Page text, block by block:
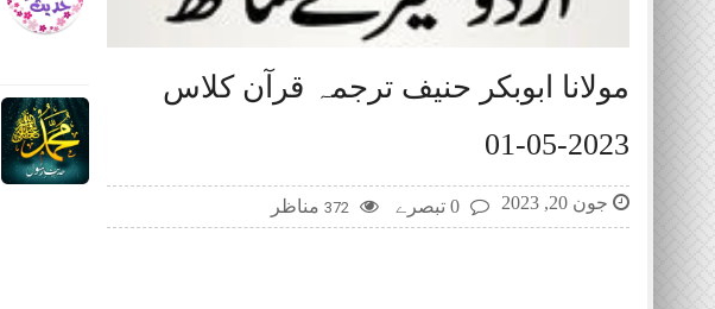
مولانا ابوبکر حنیف ترجمہ قرآن کلاس
2023-05-01
جون 20, 2023 372 مناظر